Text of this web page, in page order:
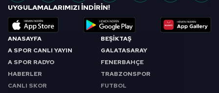
ANASAYFA
A SPOR CANLI YAYIN
A SPOR RADYO
HABERLER
CANLI SKOR
BEŞİKTAŞ
GALATASARAY
FENERBAHÇE
TRABZONSPOR
FUTBOL
UYGULAMALARIMIZI İNDİRİN!